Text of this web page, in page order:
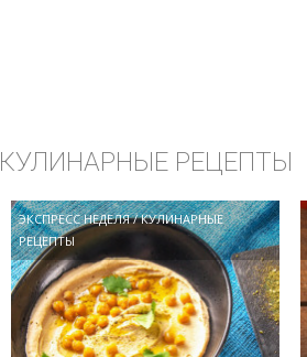
КУЛИНАРНЫЕ РЕЦЕПТЫ
ЭКСПРЕСС НЕДЕЛЯ/КУЛИНАРНЫЕ
РЕЦЕПТЫ